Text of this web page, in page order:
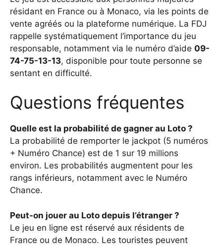
résidant en France ou à Monaco, via les points de
vente agréés ou la plateforme numérique. La FDJ
rappelle systématiquement l’importance du jeu
responsable, notamment via le numéro d’aide 09-
74-75-13-13, disponible pour toute personne se
sentant en difficulté.
Questions fréquentes
Quelle est la probabilité de gagner au Loto ?
La probabilité de remporter le jackpot (5 numéros
+ Numéro Chance) est de 1 sur 19 millions
environ. Les probabilités augmentent pour les
rangs inférieurs, notamment avec le Numéro
Chance.
Peut-on jouer au Loto depuis l’étranger ?
Le jeu en ligne est réservé aux résidents de
France ou de Monaco. Les touristes peuvent